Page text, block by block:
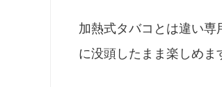
加熱式タバコとは違い
に没頭したまま楽しめま